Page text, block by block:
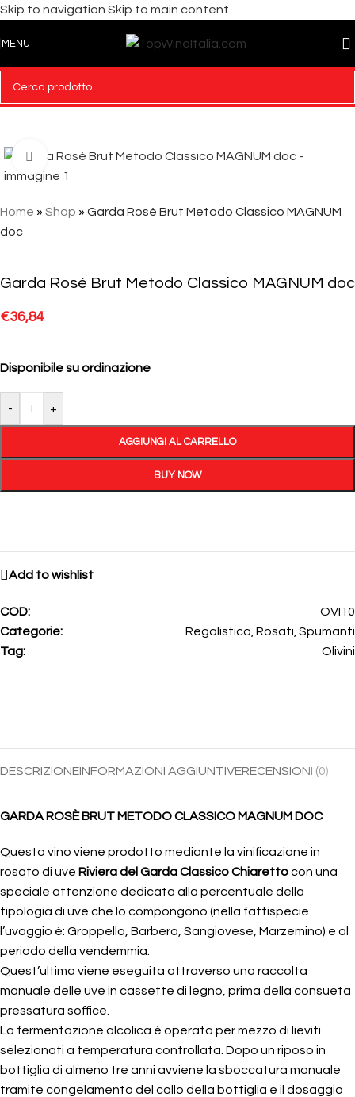
Skip to navigation Skip to main content
MENU
Click to enlarge
Home » Shop » Garda Rosè Brut Metodo Classico MAGNUM
doc
Garda Rosè Brut Metodo Classico MAGNUM doc
€36,84
Disponibile su ordinazione
- +
AGGIUNGI AL CARRELLO
BUY NOW
Add to wishlist
COD:
OVI10
Categorie:
Regalistica Rosati Spumanti
Tag:
Olivini
DESCRIZIONEINFORMAZIONI AGGIUNTIVERECENSIONI (0)
GARDA ROSÈ BRUT METODO CLASSICO MAGNUM DOC
Questo vino viene prodotto mediante la vinificazione in
rosato di uve Riviera del Garda Classico Chiarettocon una
speciale attenzione dedicata alla percentuale della
tipologia di uve che lo compongono (nella fattispecie
l’uvaggio è: Groppello, Barbera, Sangiovese, Marzemino) e al
periodo della vendemmia.
Quest’ultima viene eseguita attraverso una raccolta
manuale delle uve in cassette di legno, prima della consueta
pressatura soffice.
La fermentazione alcolica è operata per mezzo di lieviti
selezionati a temperatura controllata. Dopo un riposo in
bottiglia di almeno tre anni avviene la sboccatura manuale
tramite congelamento del collo della bottiglia e il dosaggio